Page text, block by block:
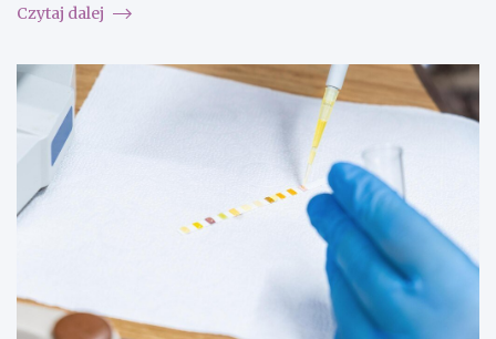
Czytaj dalej